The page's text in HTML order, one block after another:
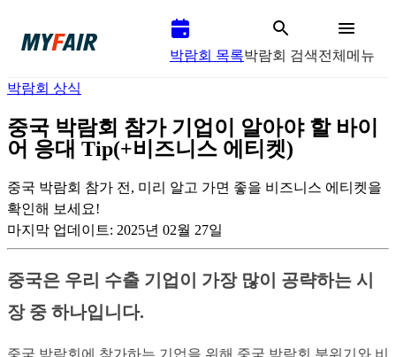
박람회 목록박람회 검색전체메뉴
박람회 상식
중국 박람회 참가 기업이 알아야 할 바이
어 응대 Tip(+비즈니스 에티켓)
중국 박람회 참가 전, 미리 알고 가면 좋을 비즈니스 에티켓을
확인해 보세요!
마지막 업데이트: 2025년 02월 27일
중국은 우리 수출 기업이 가장 많이 공략하는 시
장 중 하나입니다.
중국 박람회에 참가하는 기업을 위해 중국 박람회 분위기와 비